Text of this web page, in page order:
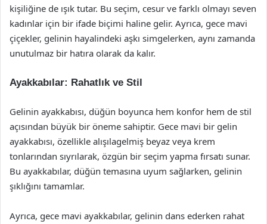
kişiliğine de ışık tutar. Bu seçim, cesur ve farklı olmayı seven
kadınlar için bir ifade biçimi haline gelir. Ayrıca, gece mavi
çiçekler, gelinin hayalindeki aşkı simgelerken, aynı zamanda
unutulmaz bir hatıra olarak da kalır.
Ayakkabılar: Rahatlık ve Stil
Gelinin ayakkabısı, düğün boyunca hem konfor hem de stil
açısından büyük bir öneme sahiptir. Gece mavi bir gelin
ayakkabısı, özellikle alışılagelmiş beyaz veya krem
tonlarından sıyrılarak, özgün bir seçim yapma fırsatı sunar.
Bu ayakkabılar, düğün temasına uyum sağlarken, gelinin
şıklığını tamamlar.
Ayrıca, gece mavi ayakkabılar, gelinin dans ederken rahat